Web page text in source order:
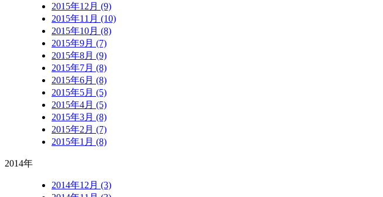
2015年12月 (9)
2015年11月 (10)
2015年10月 (8)
2015年9月 (7)
2015年8月 (9)
2015年7月 (8)
2015年6月 (8)
2015年5月 (5)
2015年4月 (5)
2015年3月 (8)
2015年2月 (7)
2015年1月 (8)
2014年
2014年12月 (3)